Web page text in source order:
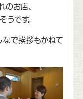
のお店、
うです。
で挨拶もかねて